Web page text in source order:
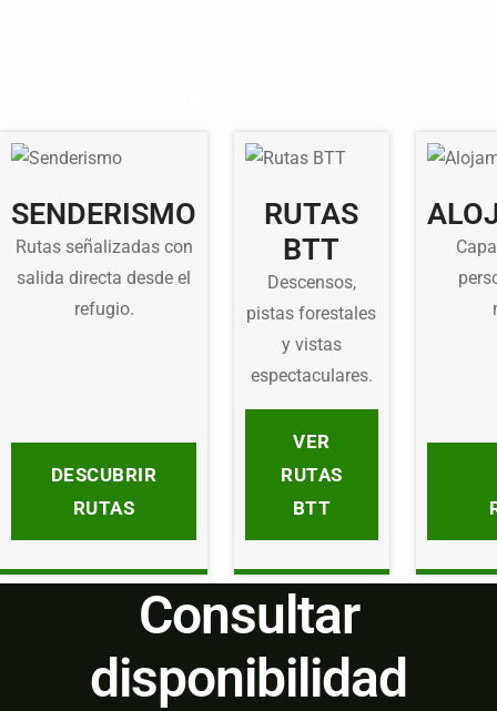
SENDERISMO
Rutas señalizadas con
salida directa desde el
refugio.
DESCUBRIR
RUTAS
RUTAS
BTT
Descensos,
pistas forestales
y vistas
espectaculares.
VER
RUTAS
BTT
Consultar
disponibilidad